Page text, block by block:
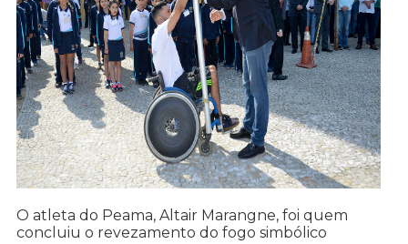
O atleta do Peama, Altair Marangne, foi quem
concluiu o revezamento do fogo simbólico